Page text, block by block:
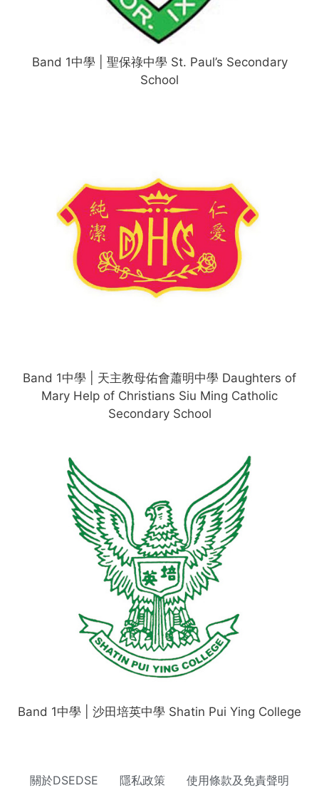
Band 1中學 | 聖保祿中學 St. Paul’s Secondary
School
Band 1中學 | 天主教母佑會蕭明中學 Daughters of
Mary Help of Christians Siu Ming Catholic
Secondary School
Band 1中學 | 沙田培英中學 Shatin Pui Ying College
關於DSEDSE 隱私政策 使用條款及免責聲明